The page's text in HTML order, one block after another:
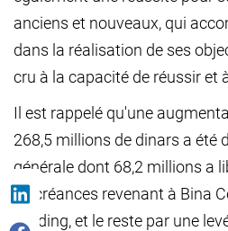
anciens et nouveaux, qui
dans la réalisation de ses
cru à la capacité de réussir et
Il est rappelé qu'une
268,5 millions de dinars a été
générale dont 68,2 millions a
de créances revenant à Bina
Holding, et le reste par une